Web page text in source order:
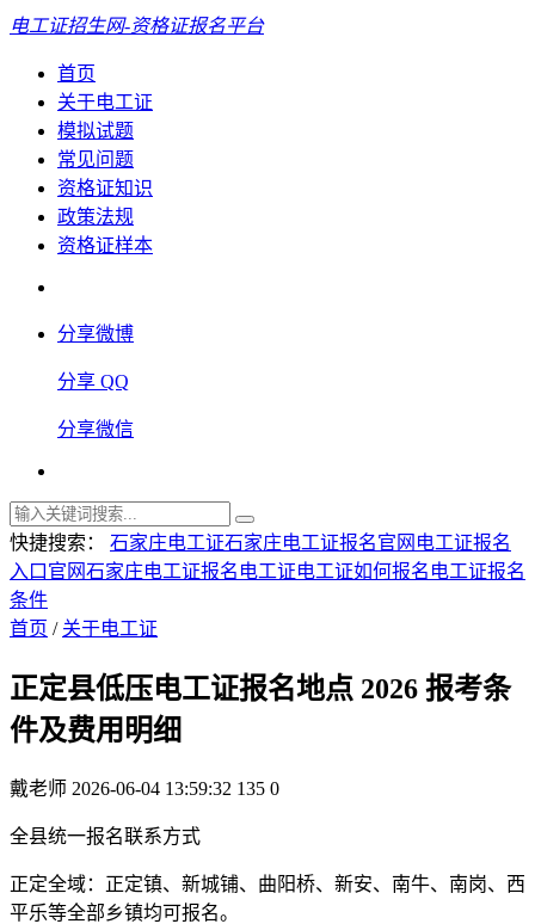
电工证招生网-资格证报名平台
首页
关于电工证
模拟试题
常见问题
资格证知识
政策法规
资格证样本
分享微博
分享 QQ
分享微信
快捷搜索： 石家庄电工证石家庄电工证报名官网 电工证报名
入口官网石家庄电工证报名 电工证电工证如何报名 电工证报名
条件
首页 / 关于电工证
正定县低压电工证报名地点 2026 报考条
件及费用明细
戴老师 2026-06-04 13:59:32 135 0
全县统一报名联系方式
正定全域：正定镇、新城铺、曲阳桥、新安、南牛、南岗、西
平乐等全部乡镇均可报名。